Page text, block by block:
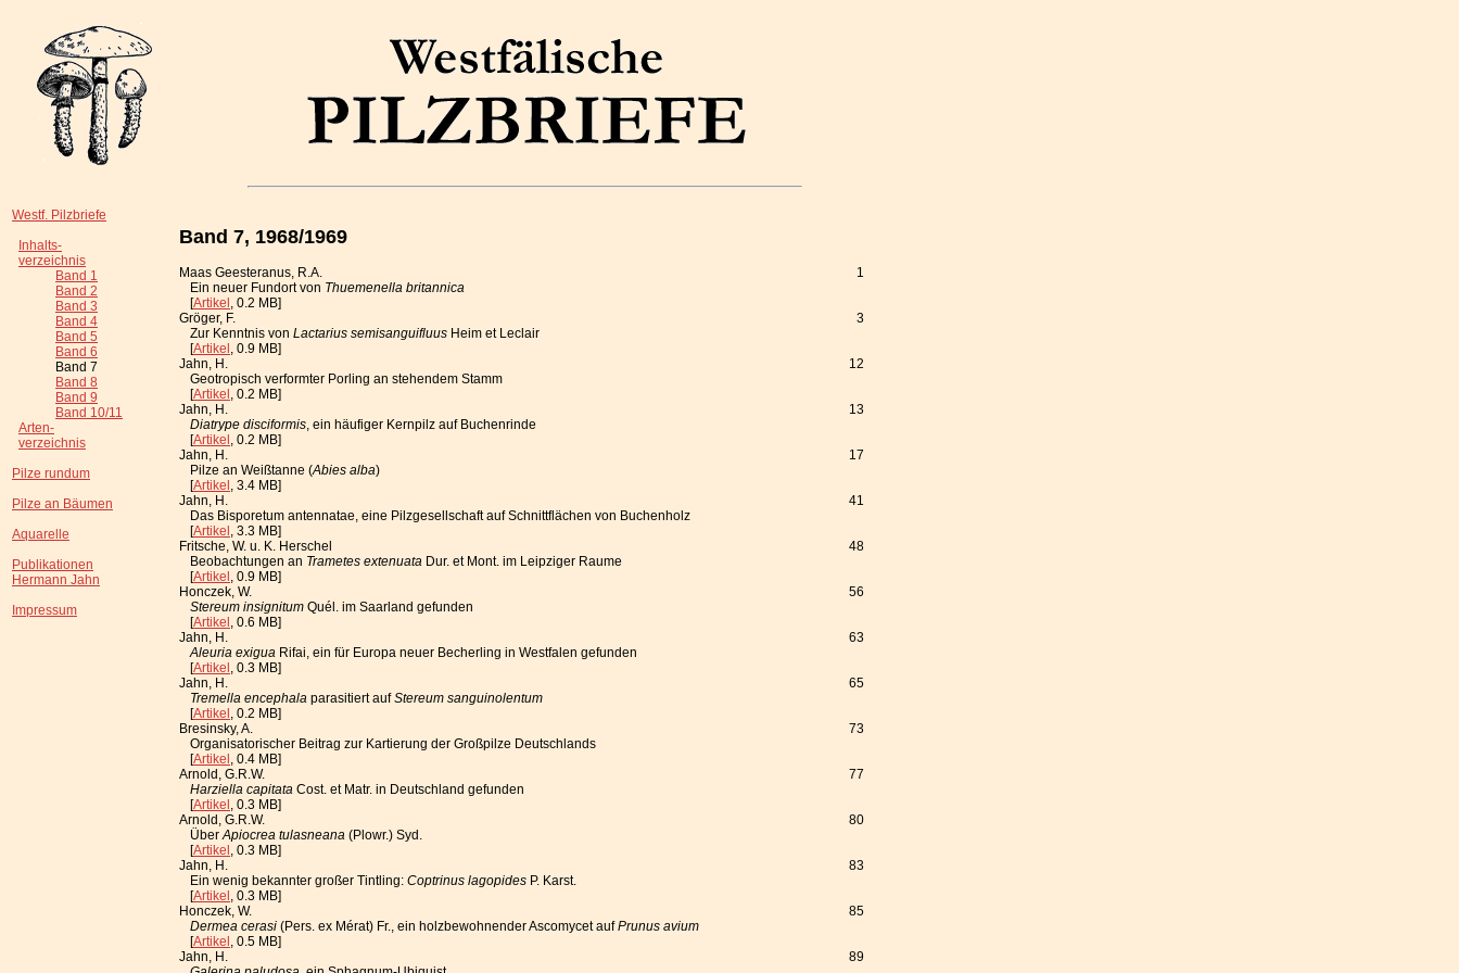
Westf. Pilzbriefe
Inhalts-
verzeichnis
Band 1
Band 2
Band 3
Band 4
Band 5
Band 6
Band 7
Band 8
Band 9
Band 10/11
Arten-
verzeichnis
Pilze rundum
Pilze an Bäumen
Aquarelle
Publikationen
Hermann Jahn
Impressum
Band 7, 1968/1969
Maas Geesteranus, R.A.
1
Ein neuer Fundort von Thuemenella britannica
[Artikel, 0.2 MB]
Gröger, F.
3
Zur Kenntnis von Lactarius semisanguifluus Heim et Leclair
[Artikel, 0.9 MB]
Jahn, H.
12
Geotropisch verformter Porling an stehendem Stamm
[Artikel, 0.2 MB]
Jahn, H.
13
Diatrype disciformis, ein häufiger Kernpilz auf Buchenrinde
[Artikel, 0.2 MB]
Jahn, H.
17
Pilze an Weißtanne (Abies alba)
[Artikel, 3.4 MB]
Jahn, H.
41
Das Bisporetum antennatae, eine Pilzgesellschaft auf Schnittflächen von Buchenholz
[Artikel, 3.3 MB]
Fritsche, W. u. K. Herschel
48
Beobachtungen an Trametes extenuata Dur. et Mont. im Leipziger Raume
[Artikel, 0.9 MB]
Honczek, W.
56
Stereum insignitum Quél. im Saarland gefunden
[Artikel, 0.6 MB]
Jahn, H.
63
Aleuria exigua Rifai, ein für Europa neuer Becherling in Westfalen gefunden
[Artikel, 0.3 MB]
Jahn, H.
65
Tremella encephala parasitiert aufStereum sanguinolentum
[Artikel, 0.2 MB]
Bresinsky, A.
73
Organisatorischer Beitrag zur Kartierung der Großpilze Deutschlands
[Artikel, 0.4 MB]
Arnold, G.R.W.
77
Harziella capitata Cost. et Matr. in Deutschland gefunden
[Artikel, 0.3 MB]
Arnold, G.R.W.
80
ÜberApiocrea tulasneana (Plowr.) Syd.
[Artikel, 0.3 MB]
Jahn, H.
83
Ein wenig bekannter großer Tintling: Coptrinus lagopides P. Karst.
[Artikel, 0.3 MB]
Honczek, W.
85
Dermea cerasi (Pers. ex Mérat) Fr., ein holzbewohnender Ascomycet aufPrunus avium
[Artikel, 0.5 MB]
Jahn, H.
89